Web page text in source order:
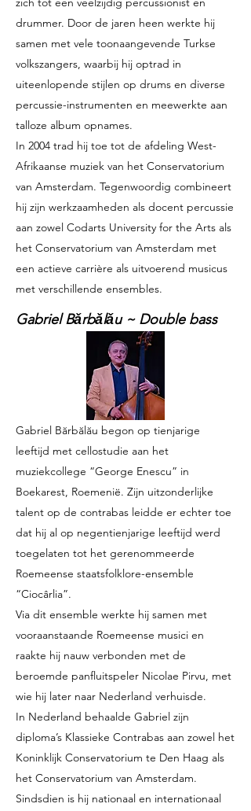
drummer. Door de jaren heen werkte hij
samen met vele toonaangevende Turkse
volkszangers, waarbij hij optrad in
uiteenlopende stijlen op drums en diverse
percussie-instrumenten en meewerkte aan
talloze album opnames.
In 2004 trad hij toe tot de afdeling West-
Afrikaanse muziek van het Conservatorium
van Amsterdam. Tegenwoordig combineert
hij zijn werkzaamheden als docent percussie
aan zowel Codarts University for the Arts als
het Conservatorium van Amsterdam met
een actieve carrière als uitvoerend musicus
met verschillende ensembles.
Gabriel Bǎrbǎlǎu ~ Double bass
Gabriel Bărbălău begon op tienjarige
leeftijd met cellostudie aan het
muziekcollege “George Enescu” in
Boekarest, Roemenië. Zijn uitzonderlijke
talent op de contrabas leidde er echter toe
dat hij al op negentienjarige leeftijd werd
toegelaten tot het gerenommeerde
Roemeense staatsfolklore-ensemble
“Ciocârlia”.
Via dit ensemble werkte hij samen met
vooraanstaande Roemeense musici en
raakte hij nauw verbonden met de
beroemde panfluitspeler Nicolae Pirvu, met
wie hij later naar Nederland verhuisde.
In Nederland behaalde Gabriel zijn
diploma’s Klassieke Contrabas aan zowel het
Koninklijk Conservatorium te Den Haag als
het Conservatorium van Amsterdam.
Sindsdien is hij nationaal en internationaal